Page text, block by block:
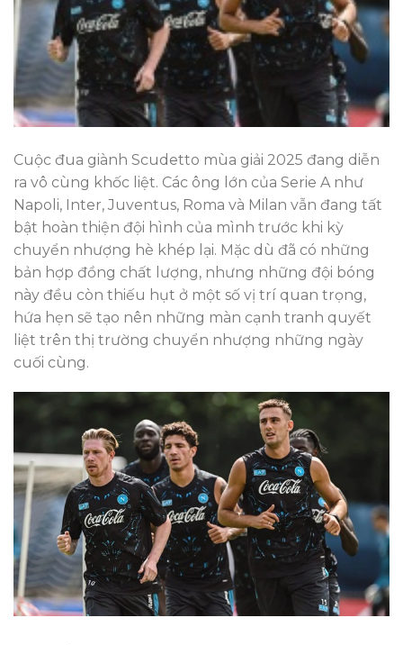
Cuộc đua giành Scudetto mùa giải 2025 đang diễn
ra vô cùng khốc liệt. Các ông lớn của Serie A như
Napoli, Inter, Juventus, Roma và Milan vẫn đang tất
bật hoàn thiện đội hình của mình trước khi kỳ
chuyển nhượng hè khép lại. Mặc dù đã có những
bản hợp đồng chất lượng, nhưng những đội bóng
này đều còn thiếu hụt ở một số vị trí quan trọng,
hứa hẹn sẽ tạo nên những màn cạnh tranh quyết
liệt trên thị trường chuyển nhượng những ngày
cuối cùng.